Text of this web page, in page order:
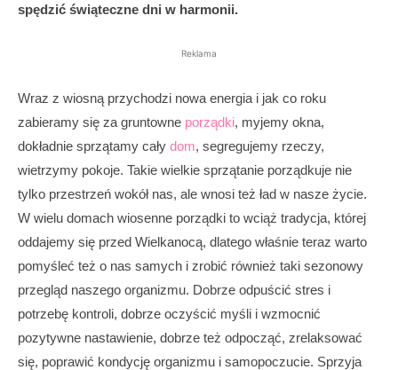
spędzić świąteczne dni w harmonii.
Reklama
Wraz z wiosną przychodzi nowa energia i jak co roku
zabieramy się za gruntowne porządki, myjemy okna,
dokładnie sprzątamy cały dom, segregujemy rzeczy,
wietrzymy pokoje. Takie wielkie sprzątanie porządkuje nie
tylko przestrzeń wokół nas, ale wnosi też ład w nasze życie.
W wielu domach wiosenne porządki to wciąż tradycja, której
oddajemy się przed Wielkanocą, dlatego właśnie teraz warto
pomyśleć też o nas samych i zrobić również taki sezonowy
przegląd naszego organizmu. Dobrze odpuścić stres i
potrzebę kontroli, dobrze oczyścić myśli i wzmocnić
pozytywne nastawienie, dobrze też odpocząć, zrelaksować
się, poprawić kondycję organizmu i samopoczucie. Sprzyja